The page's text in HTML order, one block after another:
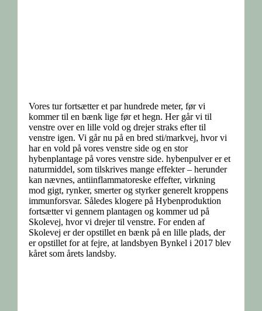
Vores tur fortsætter et par hundrede meter, før vi
kommer til en bænk lige før et hegn. Her går vi til
venstre over en lille vold og drejer straks efter til
venstre igen. Vi går nu på en bred sti/markvej, hvor vi
har en vold på vores venstre side og en stor
hybenplantage på vores venstre side. hybenpulver er et
naturmiddel, som tilskrives mange effekter – herunder
kan nævnes, antiinflammatoreske effefter, virkning
mod gigt, rynker, smerter og styrker generelt kroppens
immunforsvar. Således klogere på Hybenproduktion
fortsætter vi gennem plantagen og kommer ud på
Skolevej, hvor vi drejer til venstre. For enden af
Skolevej er der opstillet en bænk på en lille plads, der
er opstillet for at fejre, at landsbyen Bynkel i 2017 blev
kåret som årets landsby.